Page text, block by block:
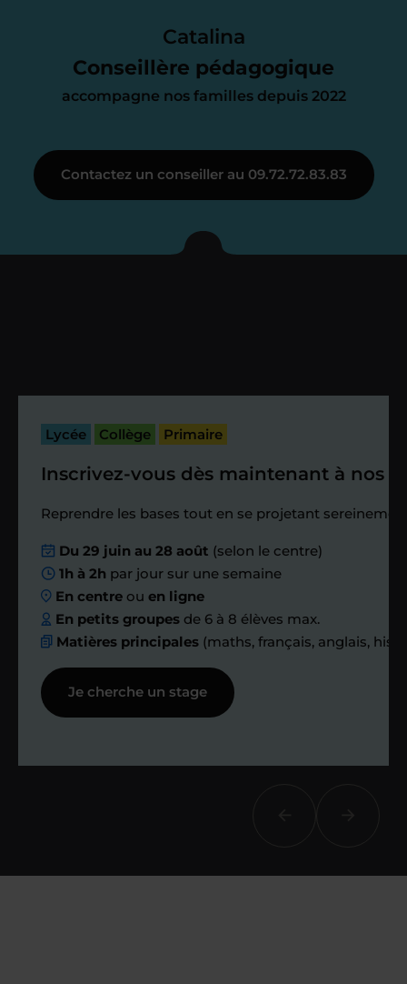
Catalina
Conseillère pédagogique
accompagne nos familles depuis 2022
parfait. À partir de maintenant nous
nous occupons de tout.
Je vous présente votre
enseignant sous 72
passé.
Étape 4
Nous planifions
ensemble des
échanges réguliers
Afin de suivre le travail et les progrès
réalisés, votre enseignant et moi-
même vous proposons des points et
Contactez un conseiller au 09.72.72.83.83
Lycée Collège Primaire
Inscrivez-vous dès maintenant à nos
Reprendre les bases tout en se projetant
Du 29 juin au 28 août (selon le centre)
1h à 2h par jour sur une semaine
En centre ouen ligne
En petits groupes de 6 à 8 élèves max.
Matières principales (maths, français, anglais,
Je cherche un stage